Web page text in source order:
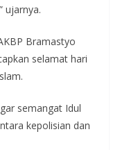
ujarnya.
Bramastyo
selamat hari
semangat Idul
kepolisian dan